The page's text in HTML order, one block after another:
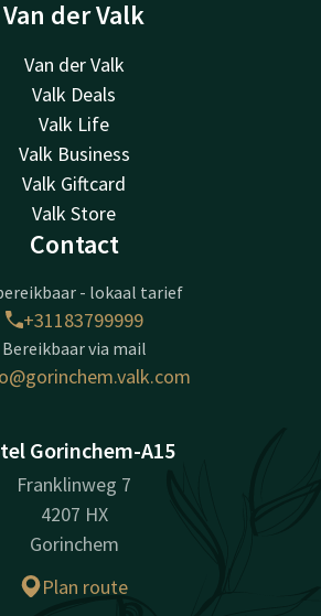
Van der Valk
Van der Valk
Valk Deals
Valk Life
Valk Business
Valk Giftcard
Valk Store
Contact
- lokaal tarief
+31183799999
Bereikbaar via mail
Gorinchem-A15
Franklinweg 7
4207 HX
Gorinchem
Plan route